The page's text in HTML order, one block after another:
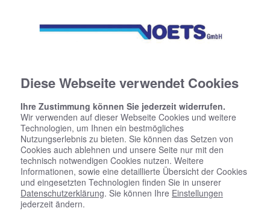
Diese Webseite verwendet Cookies
Ihre Zustimmung können Sie jederzeit widerrufen.
Wir verwenden auf dieser Webseite Cookies und weitere
Technologien, um Ihnen ein bestmögliches
Nutzungserlebnis zu bieten. Sie können das Setzen von
Cookies auch ablehnen und unsere Seite nur mit den
technisch notwendigen Cookies nutzen. Weitere
Informationen, sowie eine detaillierte Übersicht der Cookies
und eingesetzten Technologien finden Sie in unserer
Datenschutzerklärung. Sie können Ihre Einstellungen
jederzeit ändern.